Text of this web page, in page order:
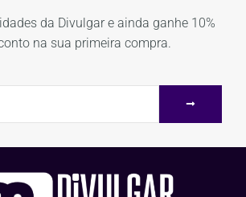
da Divulgar e ainda ganhe 10%
na sua primeira compra.